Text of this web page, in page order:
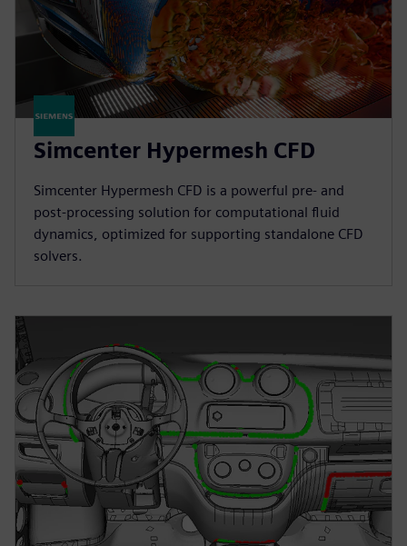
Simcenter Hypermesh CFD
Simcenter Hypermesh CFD is a powerful pre- and
post-processing solution for computational fluid
dynamics, optimized for supporting standalone CFD
solvers.